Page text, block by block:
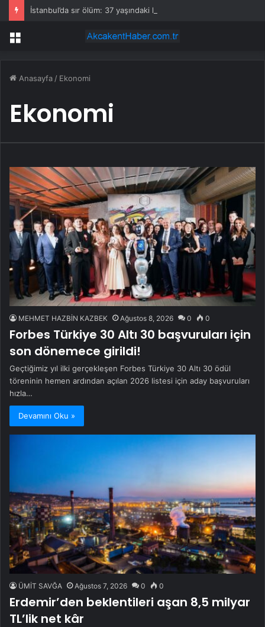
Menü
Anasayfa / Ekonomi
Ekonomi
MEHMET HAZBİN KAZBEK Ağustos 8, 2026 0 0
Forbes Türkiye 30 Altı 30 başvuruları için
son dönemece girildi!
Geçtiğimiz yıl ilki gerçekleşen Forbes Türkiye 30 Altı 30 ödül
töreninin hemen ardından açılan 2026 listesi için aday başvuruları
hızla…
Devamını Oku »
ÜMİT SAVĞA Ağustos 7, 2026 0 0
Erdemir’den beklentileri aşan 8,5 milyar
TL’lik net kâr